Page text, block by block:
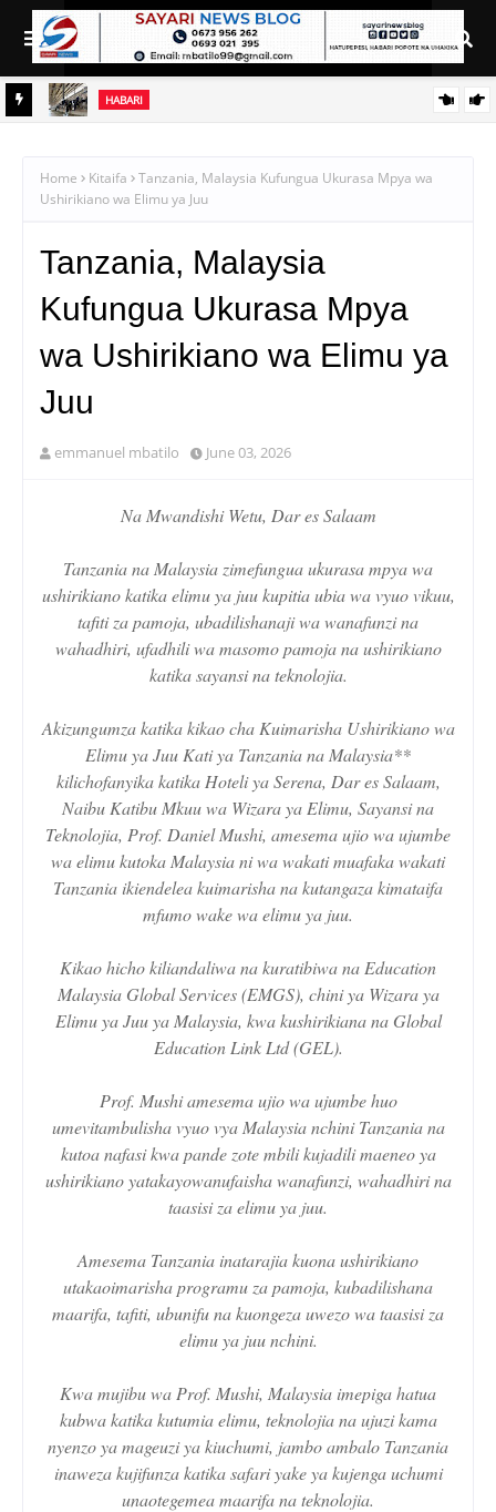
HABARI
Home Kitaifa
Tanzania, Malaysia Kufungua Ukurasa Mpya wa
Ushirikiano wa Elimu ya Juu
Tanzania, Malaysia
Kufungua Ukurasa Mpya
wa Ushirikiano wa Elimu ya
Juu
emmanuel mbatilo June 03, 2026
Na Mwandishi Wetu, Dar es Salaam
Tanzania na Malaysia zimefungua ukurasa mpya wa
ushirikiano katika elimu ya juu kupitia ubia wa vyuo vikuu,
tafiti za pamoja, ubadilishanaji wa wanafunzi na
wahadhiri, ufadhili wa masomo pamoja na ushirikiano
katika sayansi na teknolojia.
Akizungumza katika kikao cha Kuimarisha Ushirikiano wa
Elimu ya Juu Kati ya Tanzania na Malaysia**
kilichofanyika katika Hoteli ya Serena, Dar es Salaam,
Naibu Katibu Mkuu wa Wizara ya Elimu, Sayansi na
Teknolojia, Prof. Daniel Mushi, amesema ujio wa ujumbe
wa elimu kutoka Malaysia ni wa wakati muafaka wakati
Tanzania ikiendelea kuimarisha na kutangaza kimataifa
mfumo wake wa elimu ya juu.
Kikao hicho kiliandaliwa na kuratibiwa na Education
Malaysia Global Services (EMGS), chini ya Wizara ya
Elimu ya Juu ya Malaysia, kwa kushirikiana na Global
Education Link Ltd (GEL).
Prof. Mushi amesema ujio wa ujumbe huo
umevitambulisha vyuo vya Malaysia nchini Tanzania na
kutoa nafasi kwa pande zote mbili kujadili maeneo ya
ushirikiano yatakayowanufaisha wanafunzi, wahadhiri na
taasisi za elimu ya juu.
Amesema Tanzania inatarajia kuona ushirikiano
utakaoimarisha programu za pamoja, kubadilishana
maarifa, tafiti, ubunifu na kuongeza uwezo wa taasisi za
elimu ya juu nchini.
Kwa mujibu wa Prof. Mushi, Malaysia imepiga hatua
kubwa katika kutumia elimu, teknolojia na ujuzi kama
nyenzo ya mageuzi ya kiuchumi, jambo ambalo Tanzania
inaweza kujifunza katika safari yake ya kujenga uchumi
unaotegemea maarifa na teknolojia.